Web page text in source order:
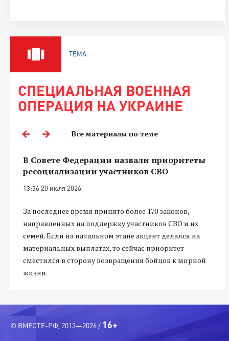
ТЕМА
СПЕЦИАЛЬНАЯ ВОЕННАЯ
ОПЕРАЦИЯ НА УКРАИНЕ
Все материалы по теме
В Совете Федерации назвали приоритеты
ресоциализации участников СВО
13:36 20 июля 2026
За последнее время принято более 170 законов,
направленных на поддержку участников СВО и их
семей. Если на начальном этапе акцент делался на
материальных выплатах, то сейчас приоритет
сместился в сторону возвращения бойцов к мирной
жизни.
© ВМЕСТЕ-РФ, 2013—2026 / 16+